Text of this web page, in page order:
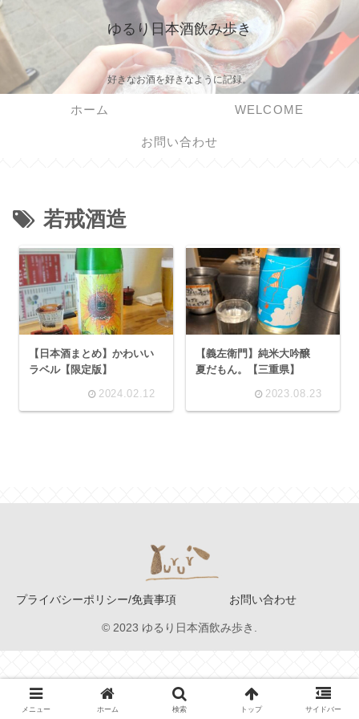
ゆるり日本酒飲み歩き
好きなお酒を好きなように記録。
ホーム WELCOME
お問い合わせ
若戒酒造
【日本酒まとめ】かわいい
ラベル【限定版】
2024.02.12
【義左衛門】純米大吟醸
夏だもん。【三重県】
2023.08.23
プライバシーポリシー/免責事項 お問い合わせ
© 2023 ゆるり日本酒飲み歩き.
メニュー ホーム 検索 トップ サイドバー